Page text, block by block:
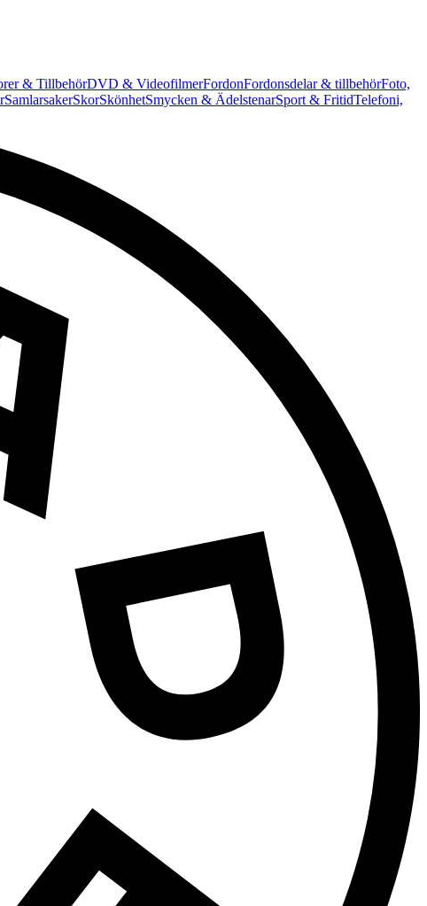
& TillbehörDVD & VideofilmerFordonFordonsdelar & tillbehörFoto,
SamlarsakerSkorSkönhetSmycken & ÄdelstenarSport & FritidTelefoni,